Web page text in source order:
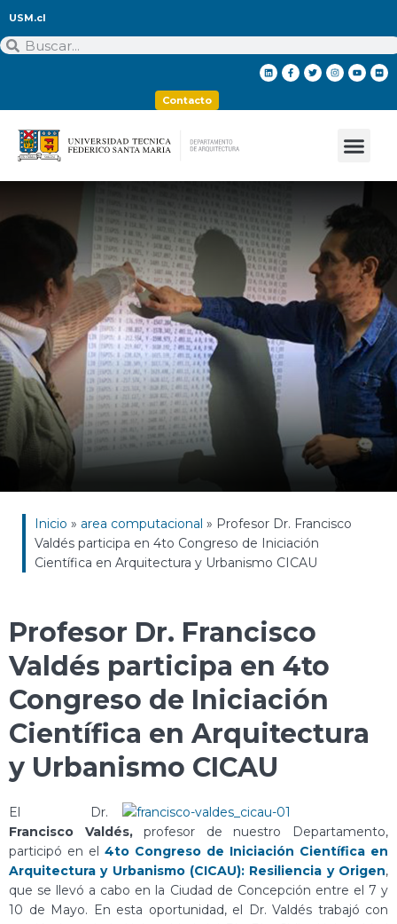
USM.cl
Contacto
Inicio » area computacional » Profesor Dr. Francisco
Valdés participa en 4to Congreso de Iniciación
Científica en Arquitectura y Urbanismo CICAU
Profesor Dr. Francisco
Valdés participa en 4to
Congreso de Iniciación
Científica en Arquitectura
y Urbanismo CICAU
El Dr.
Francisco Valdés,profesor de nuestro Departamento,
participó en el 4to Congreso de Iniciación Científica en
Arquitectura y Urbanismo (CICAU): Resiliencia y Origen,
que se llevó a cabo en la Ciudad de Concepción entre el 7 y
10 de Mayo. En esta oportunidad, el Dr. Valdés trabajó con